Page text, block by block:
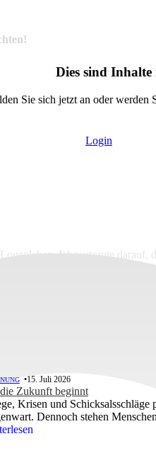
Ich vertraute darauf,
detailliert zu wissen, was auf
Dies sind
Sie sich jetzt an oder werden
Login
•15. Juli 2026
Zukunft beginnt
Krisen und Schicksalsschläge
Dennoch stehen
Pläne und vertrauen